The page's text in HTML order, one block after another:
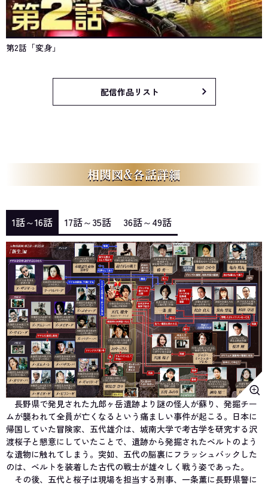
第2話「変身」
配信作品リスト
相関図&各話詳細
1話～16話 17話～35話 36話～49話
長野県で発見された九郎ヶ岳遺跡より謎の怪人が蘇り、発掘チー
ムが襲われて全員が亡くなるという痛ましい事件が起こる。日本に
帰国していた冒険家、五代雄介は、城南大学で考古学を研究する沢
渡桜子と懇意にしていたことで、遺跡から発掘されたベルトのよう
な遺物に触れてしまう。突如、五代の脳裏にフラッシュバックした
のは、ベルトを装着した古代の戦士が雄々しく戦う姿であった。
その後、五代と桜子は現場を担当する刑事、一条薫に長野県警に